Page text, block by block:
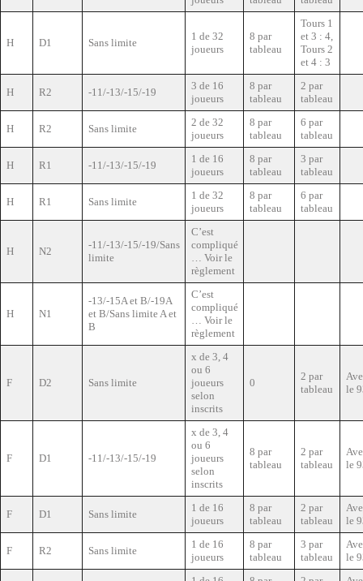
H D1 Sans limite
1 de 32
joueurs
8 par
tableau
Tours 1
et 3 : 4,
Tours 2
et 4 : 3
H R2 -11/-13/-15/-19
3 de 16
joueurs
8 par
tableau
2 par
tableau
H R2 Sans limite
2 de 32
joueurs
8 par
tableau
6 par
tableau
H R1 -11/-13/-15/-19
1 de 16
joueurs
8 par
tableau
3 par
tableau
H R1 Sans limite
1 de 32
joueurs
8 par
tableau
6 par
tableau
H N2
-11/-13/-15/-19/Sans
limite
C’est
compliqué
… Voir le
règlement
H N1
-13/-15A et B/-19A
et B/Sans limite A et
B
C’est
compliqué
… Voir le
règlement
F D2 Sans limite
x de 3, 4
ou 6
joueurs
selon
inscrits
0
2 par
tableau
le
F D1 -11/-13/-15/-19
x de 3, 4
ou 6
joueurs
selon
inscrits
8 par
tableau
2 par
tableau
le
F D1 Sans limite
1 de 16
joueurs
8 par
tableau
2 par
tableau
le
F R2 Sans limite
1 de 16
joueurs
8 par
tableau
3 par
tableau
le